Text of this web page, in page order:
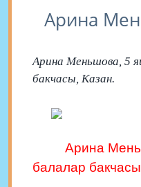
Арина
Арина Меньшова, 5
бакчасы, Казан.
Арина
балалар